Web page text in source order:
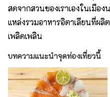
สดจากสวนของเราเองในเมือ
แหล่งรวมอาหารอิตาเลียนที่ผ
เพลิดเพลิน
บทความแนะนำจุดท่องเที่ยวนี้